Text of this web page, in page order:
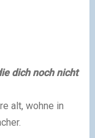
dich noch nicht
alt, wohne in